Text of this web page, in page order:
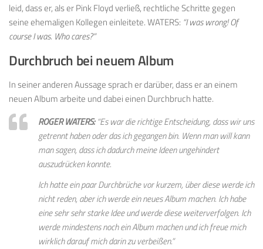
leid, dass er, als er Pink Floyd verließ, rechtliche Schritte gegen
seine ehemaligen Kollegen einleitete. WATERS: “I was wrong! Of
course I was. Who cares?”
Durchbruch bei neuem Album
In seiner anderen Aussage sprach er darüber, dass er an einem
neuen Album arbeite und dabei einen Durchbruch hatte.
ROGER WATERS: “Es war die richtige Entscheidung, dass wir uns
getrennt haben oder das ich gegangen bin. Wenn man will kann
man sagen, dass ich dadurch meine Ideen ungehindert
auszudrücken konnte.
Ich hatte ein paar Durchbrüche vor kurzem, über diese werde ich
nicht reden, aber ich werde ein neues Album machen. Ich habe
eine sehr sehr starke Idee und werde diese weiterverfolgen. Ich
werde mindestens noch ein Album machen und ich freue mich
wirklich darauf mich darin zu verbeißen.”